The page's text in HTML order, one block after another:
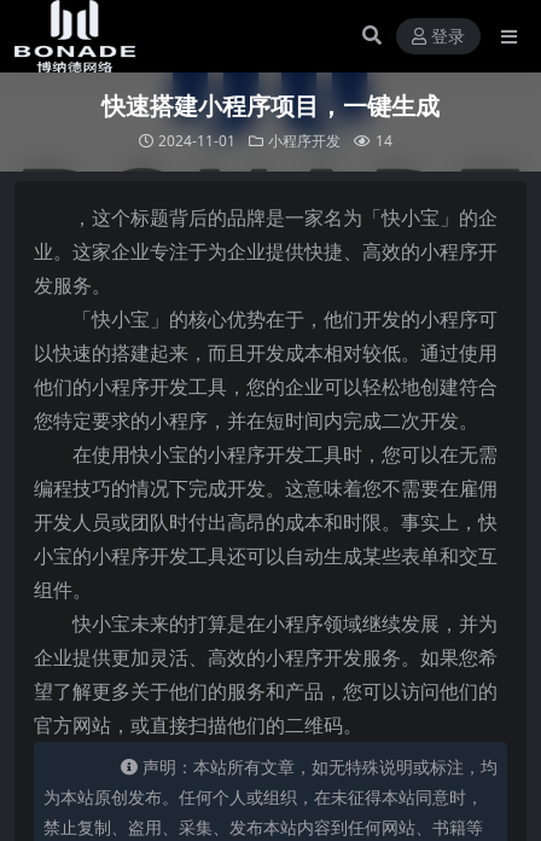
登录
快速搭建小程序项目，一键生成
2024-11-01 小程序开发 14
，这个标题背后的品牌是一家名为「快小宝」的企
业。这家企业专注于为企业提供快捷、高效的小程序开
发服务。
「快小宝」的核心优势在于，他们开发的小程序可
以快速的搭建起来，而且开发成本相对较低。通过使用
他们的小程序开发工具，您的企业可以轻松地创建符合
您特定要求的小程序，并在短时间内完成二次开发。
在使用快小宝的小程序开发工具时，您可以在无需
编程技巧的情况下完成开发。这意味着您不需要在雇佣
开发人员或团队时付出高昂的成本和时限。事实上，快
小宝的小程序开发工具还可以自动生成某些表单和交互
组件。
快小宝未来的打算是在小程序领域继续发展，并为
企业提供更加灵活、高效的小程序开发服务。如果您希
望了解更多关于他们的服务和产品，您可以访问他们的
官方网站，或直接扫描他们的二维码。
声明：本站所有文章，如无特殊说明或标注，均
为本站原创发布。任何个人或组织，在未征得本站同意时，
禁止复制、盗用、采集、发布本站内容到任何网站、书籍等